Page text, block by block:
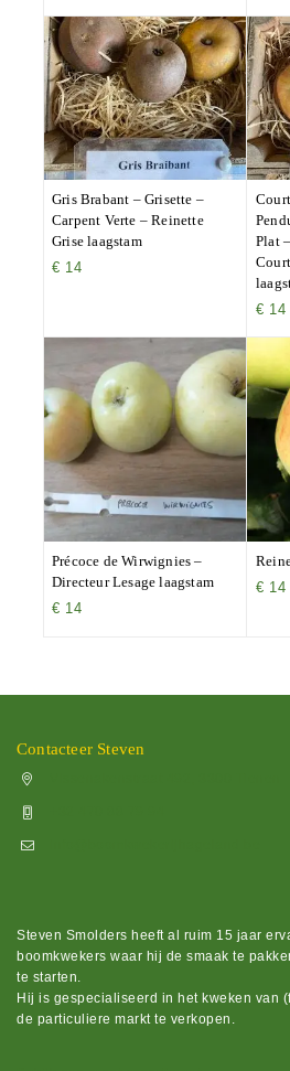
Gris Brabant – Grisette –
Carpent Verte – Reinette
Grise laagstam
€ 14
Plat
€ 14
Précoce de Wirwignies –
Directeur Lesage laagstam
€ 14
€ 14
Contacteer Steven
Steven Smolders heeft al ruim 15 jaar
boomkwekers waar hij de smaak te
te starten.
Hij is gespecialiseerd in het kweken van
de particuliere markt te verkopen.